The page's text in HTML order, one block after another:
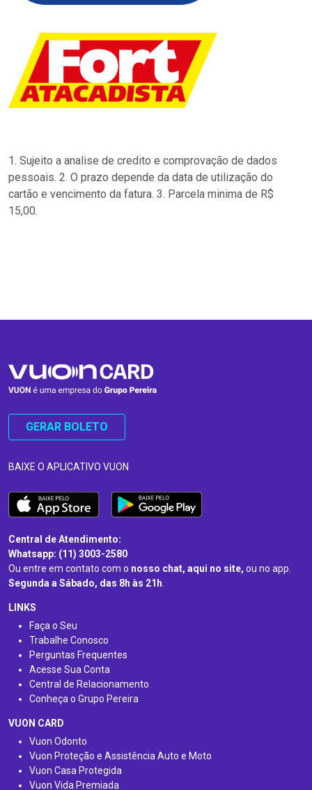
1. Sujeito a analise de credito e comprovação de dados
pessoais. 2. O prazo depende da data de utilização do
cartão e vencimento da fatura. 3. Parcela minima de R$
15,00.
GERAR BOLETO
BAIXE O APLICATIVO VUON
Central de Atendimento:
Whatsapp: (11) 3003-2580
Ou entre em contato com o nosso chat, aqui no site, ou no app.
Segunda a Sábado, das 8h às 21h.
LINKS
Faça o Seu
Trabalhe Conosco
Perguntas Frequentes
Acesse Sua Conta
Central de Relacionamento
Conheça o Grupo Pereira
VUON CARD
Vuon Odonto
Vuon Proteção e Assistência Auto e Moto
Vuon Casa Protegida
Vuon Vida Premiada